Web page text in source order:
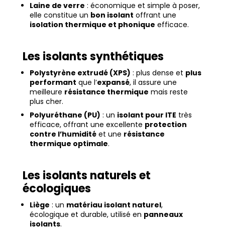
Laine de verre : économique et simple à poser,
elle constitue un bon isolant offrant une
isolation thermique et phonique efficace.
Les isolants synthétiques
Polystyrène extrudé (XPS) : plus dense et plus
performant que l’expansé, il assure une
meilleure résistance thermique mais reste
plus cher.
Polyuréthane (PU) : un isolant pour ITE très
efficace, offrant une excellente protection
contre l’humiditéet une résistance
thermique optimale.
Les isolants naturels et
écologiques
Liège : un matériau isolant naturel,
écologique et durable, utilisé en panneaux
isolants.